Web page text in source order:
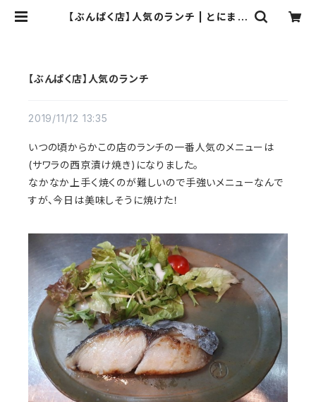
【ぶんぱく店】人気のランチ | とにまる
【ぶんぱく店】人気のランチ
2019/11/12 13:35
いつの頃からかこの店のランチの一番人気のメニューは
(サワラの西京漬け焼き)になりました。
なかなか上手く焼くのが難しいので手強いメニューなんで
すが、今日は美味しそうに焼けた！